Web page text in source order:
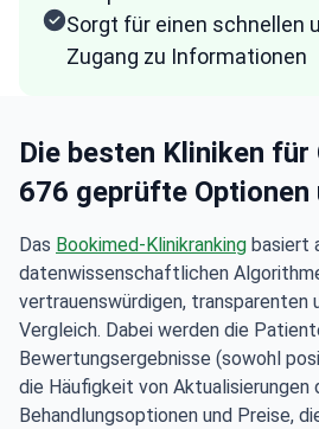
Sorgt für einen schnellen
Zugang zu Informationen
Die besten Kliniken für
676 geprüfte Optionen
Das Bookimed-Klinikranking basiert
datenwissenschaftlichen
vertrauenswürdigen, transparenten
Vergleich. Dabei werden die
Bewertungsergebnisse (sowohl
die Häufigkeit von Aktualisierungen
Behandlungsoptionen und Preise,